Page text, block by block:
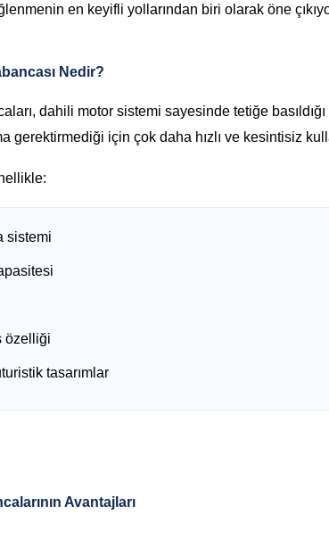
en keyifli yollarından biri olarak öne
Nedir?
dahili motor sistemi sayesinde tetiğe
gerektirmediği için çok daha hızlı ve kesintisiz
sistemi
özelliği
tasarımlar
Avantajları